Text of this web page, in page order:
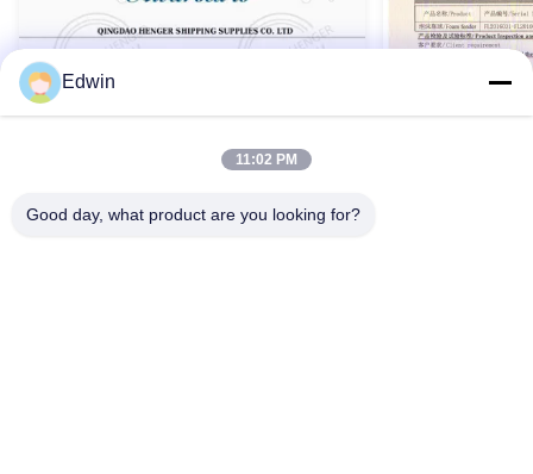
Edwin
11:02 PM
Good day, what product are you looking for?